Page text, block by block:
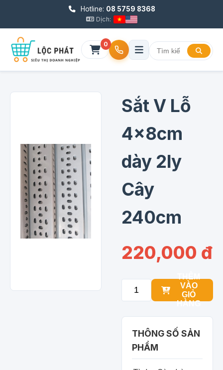
Hotline: 08 5759 8368
Dịch:
0
Sắt V Lỗ
4x8cm
dày 2ly
Cây
240cm
220,000 đ
VÀO
GIỎ
HÀNG
THÔNG SỐ SẢN
PHẨM